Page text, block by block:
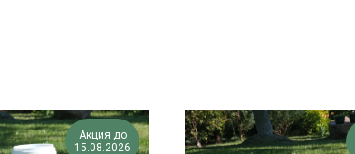
Акция до
15.08.2026